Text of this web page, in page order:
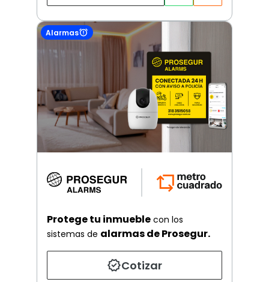
Alarmas
Protege tu inmueble con los
sistemas de alarmas de Prosegur.
Cotizar